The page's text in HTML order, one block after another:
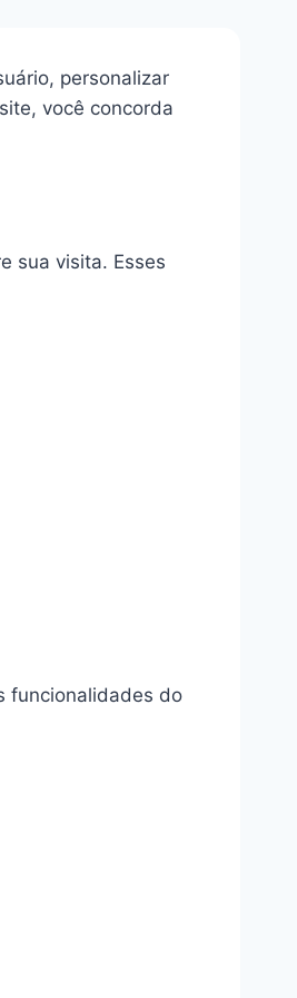
personalizar
você concorda
sua visita. Esses
funcionalidades do